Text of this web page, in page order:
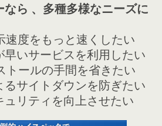
ら 、多種多様なニーズに
速度をもっと速くしたい
いサービスを利用したい
ールの手間を省きたい
るサイトダウンを防ぎたい
リティを向上させたい